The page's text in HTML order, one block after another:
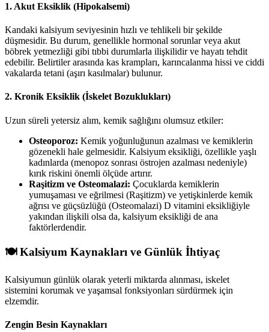
1. Akut Eksiklik (Hipokalsemi)
Kandaki kalsiyum seviyesinin hızlı ve tehlikeli bir şekilde
düşmesidir. Bu durum, genellikle hormonal sorunlar veya akut
böbrek yetmezliği gibi tıbbi durumlarla ilişkilidir ve hayatı tehdit
edebilir. Belirtiler arasında kas krampları, karıncalanma hissi ve ciddi
vakalarda tetani (aşırı kasılmalar) bulunur.
2. Kronik Eksiklik (İskelet Bozuklukları)
Uzun süreli yetersiz alım, kemik sağlığını olumsuz etkiler:
Osteoporoz: Kemik yoğunluğunun azalması ve kemiklerin
gözenekli hale gelmesidir. Kalsiyum eksikliği, özellikle yaşlı
kadınlarda (menopoz sonrası östrojen azalması nedeniyle)
kırık riskini önemli ölçüde artırır.
Raşitizm ve Osteomalazi: Çocuklarda kemiklerin
yumuşaması ve eğrilmesi (Raşitizm) ve yetişkinlerde kemik
ağrısı ve güçsüzlüğü (Osteomalazi) D vitamini eksikliğiyle
yakından ilişkili olsa da, kalsiyum eksikliği de ana
faktörlerdendir.
🍽️ Kalsiyum Kaynakları ve Günlük İhtiyaç
Kalsiyumun günlük olarak yeterli miktarda alınması, iskelet
sistemini korumak ve yaşamsal fonksiyonları sürdürmek için
elzemdir.
Zengin Besin Kaynakları